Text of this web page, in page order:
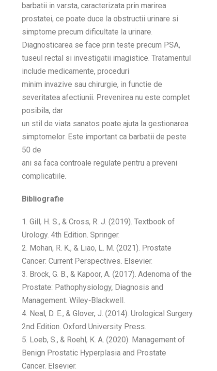
barbatii in varsta, caracterizata prin marirea
prostatei, ce poate duce la obstructii urinare si
simptome precum dificultate la urinare.
Diagnosticarea se face prin teste precum PSA,
tuseul rectal si investigatii imagistice. Tratamentul
include medicamente, proceduri
minim invazive sau chirurgie, in functie de
severitatea afectiunii. Prevenirea nu este complet
posibila, dar
un stil de viata sanatos poate ajuta la gestionarea
simptomelor. Este important ca barbatii de peste
50 de
ani sa faca controale regulate pentru a preveni
complicatiile.
Bibliografie
1. Gill, H. S., & Cross, R. J. (2019). Textbook of
Urology. 4th Edition. Springer.
2. Mohan, R. K., & Liao, L. M. (2021). Prostate
Cancer: Current Perspectives. Elsevier.
3. Brock, G. B., & Kapoor, A. (2017). Adenoma of the
Prostate: Pathophysiology, Diagnosis and
Management. Wiley-Blackwell.
4. Neal, D. E., & Glover, J. (2014). Urological Surgery.
2nd Edition. Oxford University Press.
5. Loeb, S., & Roehl, K. A. (2020). Management of
Benign Prostatic Hyperplasia and Prostate
Cancer. Elsevier.